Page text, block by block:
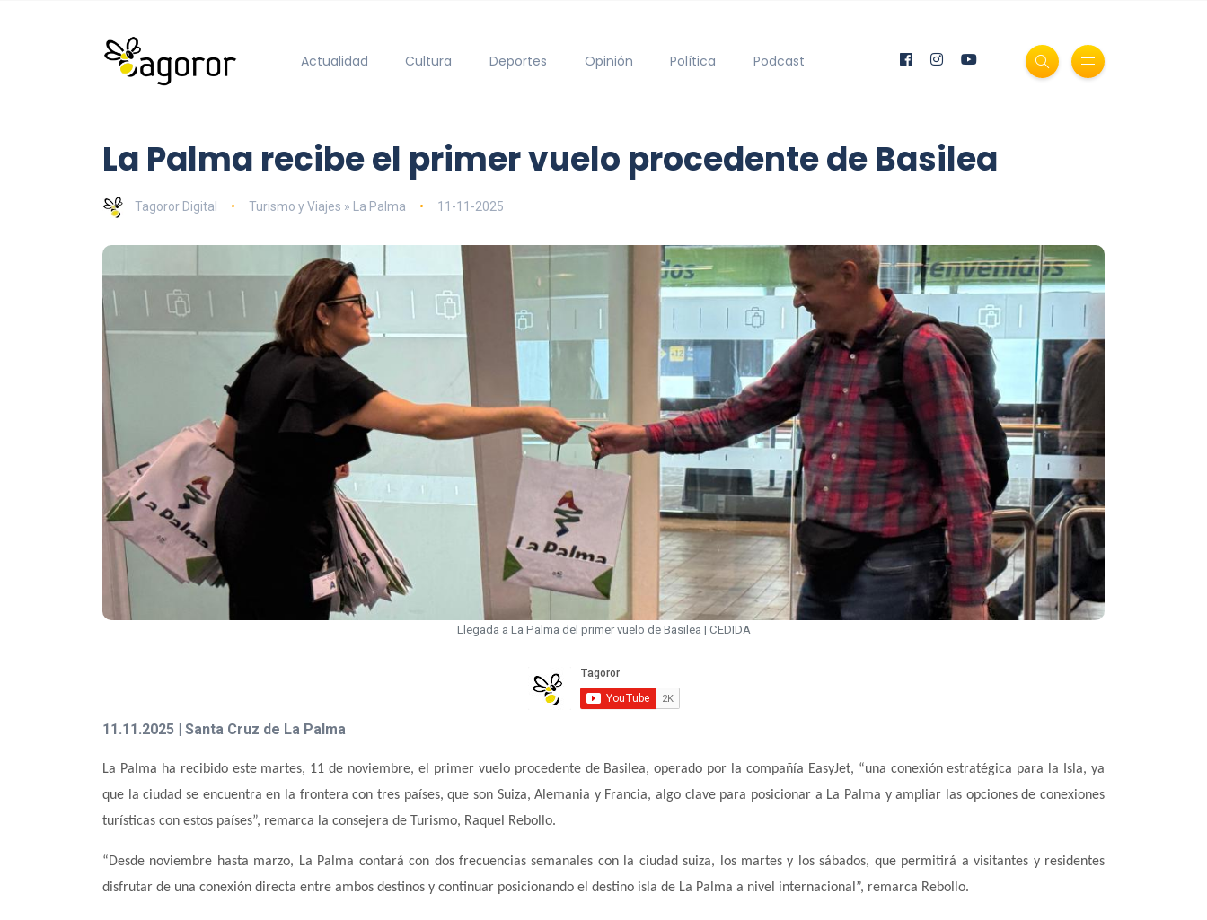
Actualidad Cultura Deportes Opinión Política Podcast
La Palma recibe el primer vuelo procedente de Basilea
Tagoror Digital Turismo y Viajes » La Palma 11-11-2025
Llegada a La Palma del primer vuelo de Basilea | CEDIDA
11.11.2025 | Santa Cruz de La Palma
La Palma ha recibido este martes, 11 de noviembre, el primer vuelo procedente de Basilea, operado por la compañía EasyJet, “una conexión estratégica para la Isla, ya
que la ciudad se encuentra en la frontera con tres países, que son Suiza, Alemania y Francia, algo clave para posicionar a La Palma y ampliar las opciones de conexiones
turísticas con estos países”, remarca la consejera de Turismo, Raquel Rebollo.
“Desde noviembre hasta marzo, La Palma contará con dos frecuencias semanales con la ciudad suiza, los martes y los sábados, que permitirá a visitantes y residentes
disfrutar de una conexión directa entre ambos destinos y continuar posicionando el destino isla de La Palma a nivel internacional”, remarca Rebollo.